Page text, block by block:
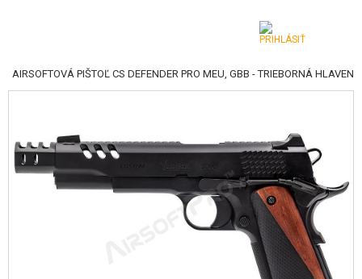
KATEGÓRIE
VZDUCHOVÉ ZBRANE, PRAKY
GRANÁTOMETY, GRANÁTY
AIRSOFTOVÁ PIŠTOĽ CS DEFENDER PRO MEU, GBB - TRIEBORNÁ HLAVEN